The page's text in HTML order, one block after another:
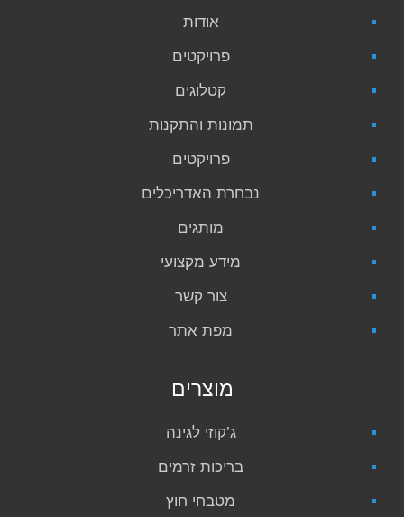
אודות
פרויקטים
קטלוגים
תמונות והתקנות
פרויקטים
נבחרת האדריכלים
מותגים
מידע מקצועי
צור קשר
מפת אתר
מוצרים
ג’קוזי לגינה
בריכות זרמים
מטבחי חוץ